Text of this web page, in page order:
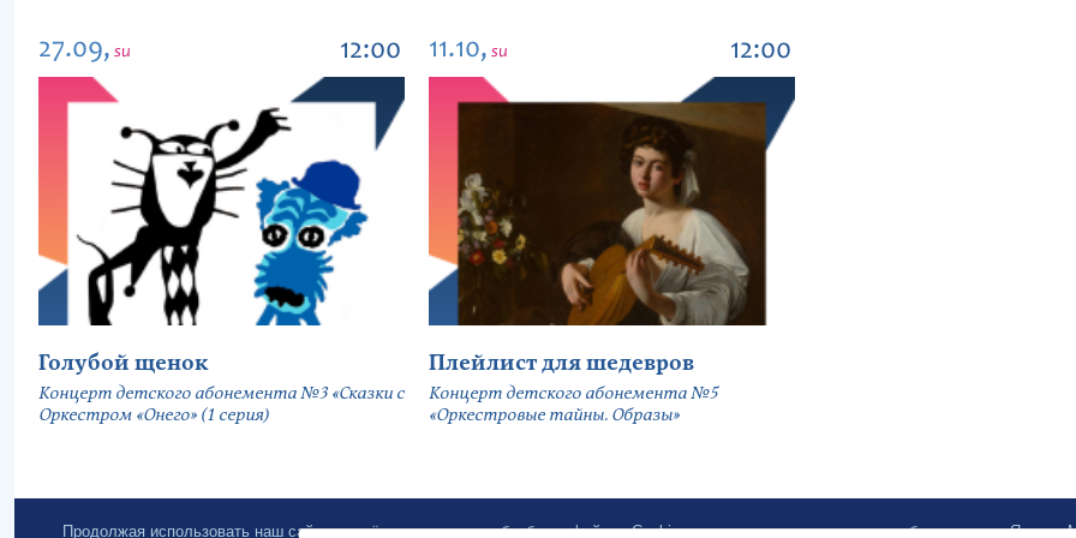
27.09, su 12:00
Голубой щенок
Концерт детского абонемента №3 «Сказки с
Оркестром «Онего» (1 серия)
11.10, su 12:00
Плейлист для шедевров
Концерт детского абонемента №5
«Оркестровые тайны. Образы»
Продолжая использовать наш сайт, вы даёте согласие на обработку файлов Cookies и использование сервисов веб-аналитики